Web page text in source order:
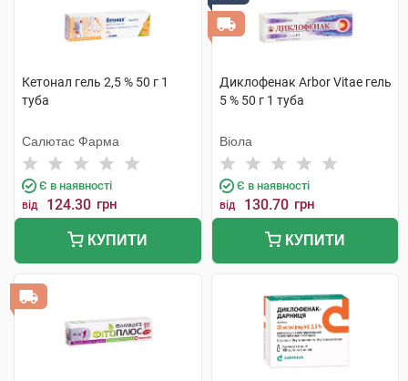
Кетонал гель 2,5 % 50 г 1
туба
Салютас Фарма
Є в наявності
від 124.30 грн
КУПИТИ
Диклофенак Arbor Vitae гель
5 % 50 г 1 туба
Віола
Є в наявності
від 130.70 грн
КУПИТИ